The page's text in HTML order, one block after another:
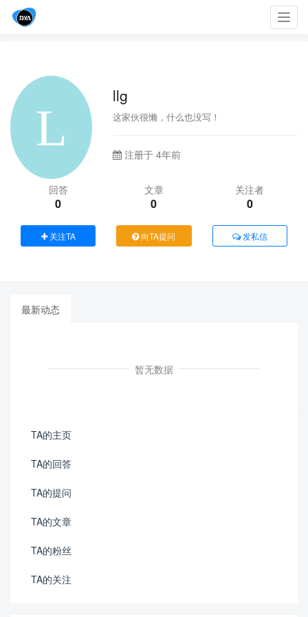
llg
这家伙很懒，什么也没写！
注册于 4年前
回答
0
文章
0
关注者
0
关注TA 向TA提问 发私信
最新动态
暂无数据
TA的主页
TA的回答
TA的提问
TA的文章
TA的粉丝
TA的关注